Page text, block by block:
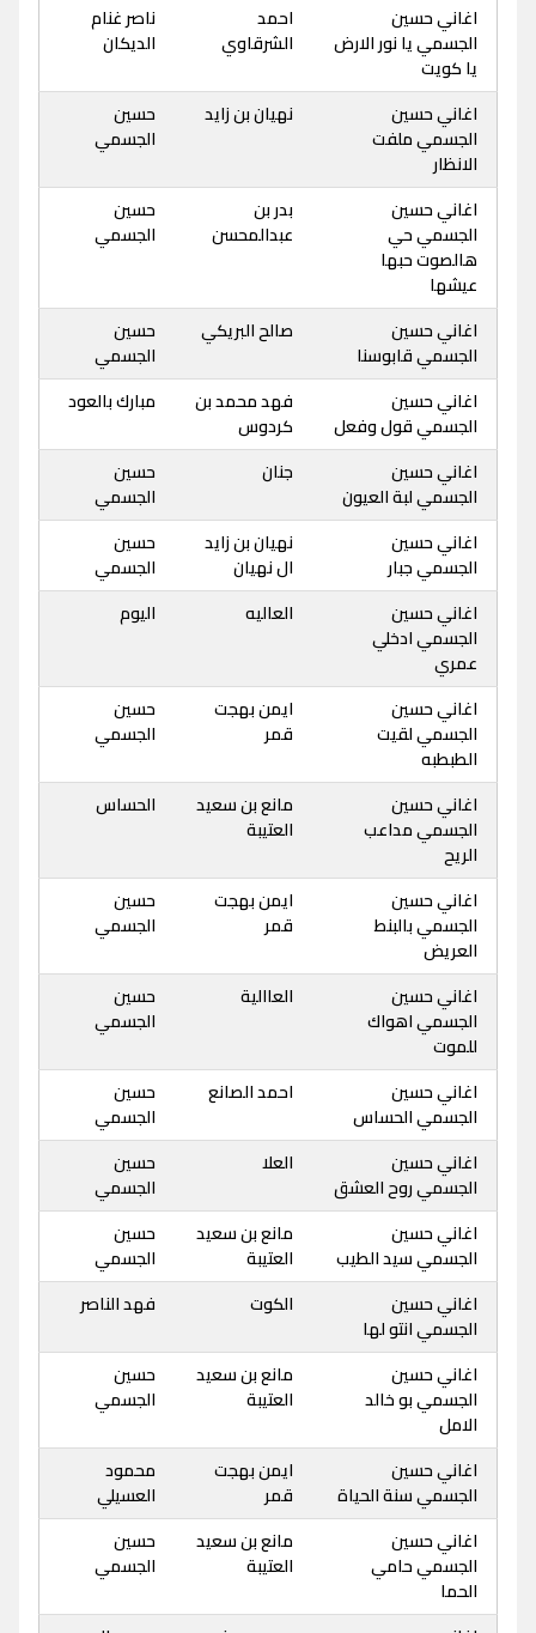
اغاني حسين
الجسمي يا نور الارض
يا كويت
احمد
الشرقاوي
ناصر غنام
الديكان
اغاني حسين
الجسمي ملفت
الانظار
نهيان بن زايد
حسين
الجسمي
اغاني حسين
الجسمي حي
هالصوت حبها
عيشها
بدر بن
عبدالمحسن
حسين
الجسمي
اغاني حسين
الجسمي قابوسنا
صالح البريكي
حسين
الجسمي
اغاني حسين
الجسمي قول وفعل
فهد محمد بن
كردوس
مبارك بالعود
اغاني حسين
الجسمي لبة العيون
جنان
حسين
الجسمي
اغاني حسين
الجسمي جبار
نهيان بن زايد
ال نهيان
حسين
الجسمي
اغاني حسين
الجسمي ادخلي
عمري
العاليه اليوم
اغاني حسين
الجسمي لقيت
الطبطبه
ايمن بهجت
قمر
حسين
الجسمي
اغاني حسين
الجسمي مداعب
الريح
مانع بن سعيد
العتيبة
الحساس
اغاني حسين
الجسمي بالبنط
العريض
ايمن بهجت
قمر
حسين
الجسمي
اغاني حسين
الجسمي اهواك
للموت
العاالية
حسين
الجسمي
اغاني حسين
الجسمي الحساس
احمد الصانع
حسين
الجسمي
اغاني حسين
الجسمي روح العشق
العلا
حسين
الجسمي
اغاني حسين
الجسمي سيد الطيب
مانع بن سعيد
العتيبة
حسين
الجسمي
اغاني حسين
الجسمي انتو لها
الكوت فهد الناصر
اغاني حسين
الجسمي بو خالد
الامل
مانع بن سعيد
العتيبة
حسين
الجسمي
اغاني حسين
الجسمي سنة الحياة
ايمن بهجت
قمر
محمود
العسيلي
اغاني حسين
الجسمي حامي
الحما
مانع بن سعيد
العتيبة
حسين
الجسمي